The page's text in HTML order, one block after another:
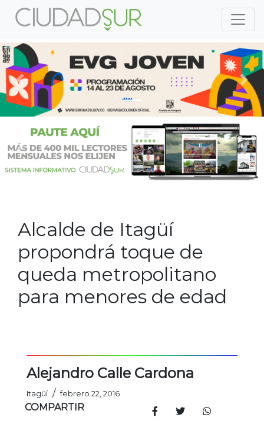
Previous
Previous
Alcalde de Itagüí
propondrá toque de
queda metropolitano
para menores de edad
Alejandro Calle Cardona
Itagüí / febrero 22, 2016
COMPARTIR